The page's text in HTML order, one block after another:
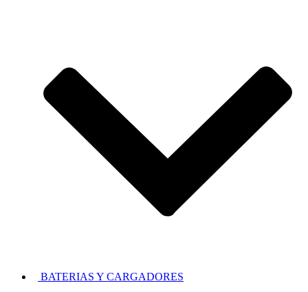
BATERIAS Y CARGADORES